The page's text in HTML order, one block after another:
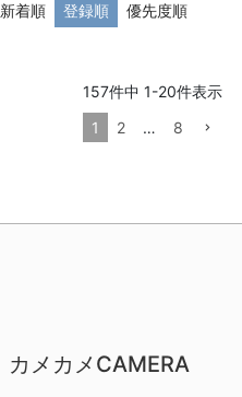
新着順 登録順
優先度順
157件中 1-20件表示
1
2 … 8
カメカメCAMERA